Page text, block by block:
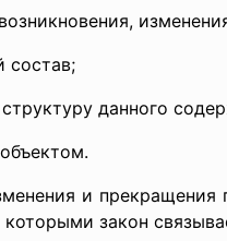
состав;
данного
и
закон